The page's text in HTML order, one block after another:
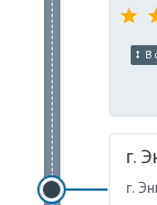
В
г.
г.